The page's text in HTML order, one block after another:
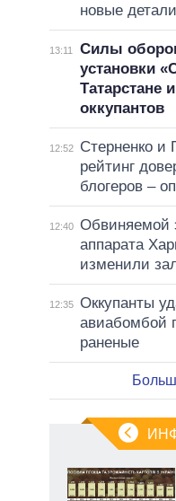
новые детали
13:11
Силы
установки
Татарстане
оккупантов
12:52
Стерненко и
рейтинг
блогеров –
12:40 Обвиняемой
аппарата
изменили
12:35 Оккупанты
авиабомбой
раненые